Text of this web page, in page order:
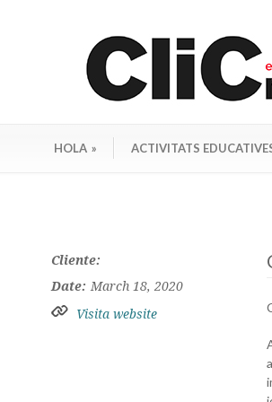
HOLA » ACTIVITATS
Cliente:
Date: March 18, 2020
Visita website